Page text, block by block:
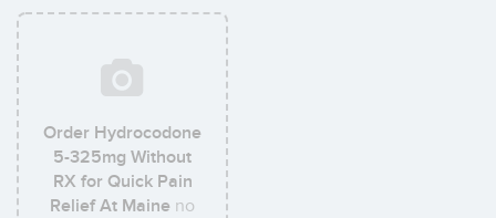
Order Hydrocodone
5-325mg Without
RX for Quick Pain
Relief At Maine no